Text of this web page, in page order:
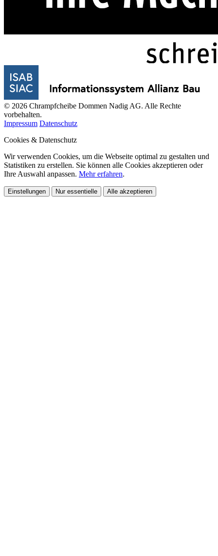
© 2026 Chrampfcheibe Dommen Nadig AG. Alle Rechte
vorbehalten.
Impressum Datenschutz
Cookies & Datenschutz
Wir verwenden Cookies, um die Webseite optimal zu gestalten und
Statistiken zu erstellen. Sie können alle Cookies akzeptieren oder
Ihre Auswahl anpassen. Mehr erfahren.
Einstellungen Nur essentielle Alle akzeptieren